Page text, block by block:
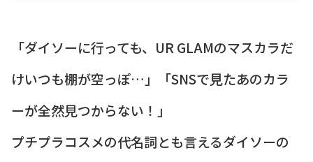
「ダイソーに行っても、UR GLAMのマスカラだ
けいつも棚が空っぽ…」「SNSで見たあのカラ
ーが全然見つからない！」
プチプラコスメの代名詞とも言えるダイソーの